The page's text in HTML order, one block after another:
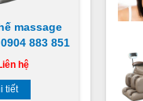
massage
883 851
hệ
tiết